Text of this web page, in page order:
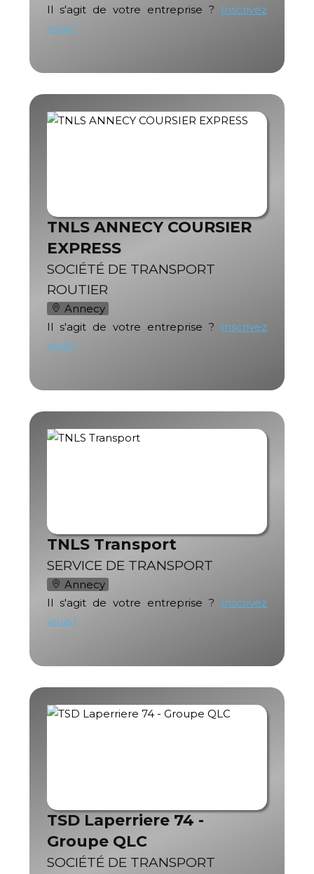
Il s'agit de votre entreprise ?
Inscrivez
vous !
TNLS ANNECY COURSIER
EXPRESS
SOCIÉTÉ DE TRANSPORT
ROUTIER
Annecy
Il s'agit de votre entreprise ?
Inscrivez
vous !
TNLS Transport
SERVICE DE TRANSPORT
Annecy
Il s'agit de votre entreprise ?
Inscrivez
vous !
TSD Laperriere 74 -
Groupe QLC
SOCIÉTÉ DE TRANSPORT